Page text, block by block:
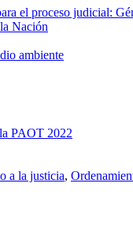
el proceso judicial:
Nación
ambiente
PAOT 2022
a la justicia,